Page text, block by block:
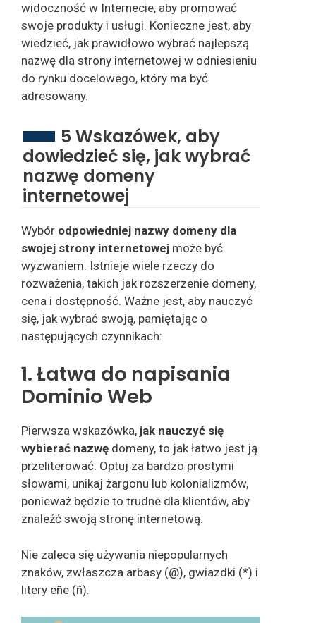
widoczność w Internecie, aby promować
swoje produkty i usługi. Konieczne jest, aby
wiedzieć, jak prawidłowo wybrać najlepszą
nazwę dla strony internetowej w odniesieniu
do rynku docelowego, który ma być
adresowany.
5 Wskazówek, aby
dowiedzieć się, jak wybrać
nazwę domeny
internetowej
Wybór odpowiedniej nazwy domeny dla
swojej strony internetowej może być
wyzwaniem. Istnieje wiele rzeczy do
rozważenia, takich jak rozszerzenie domeny,
cena i dostępność. Ważne jest, aby nauczyć
się, jak wybrać swoją, pamiętając o
następujących czynnikach:
1. Łatwa do napisania
Dominio Web
Pierwsza wskazówka, jak nauczyć się
wybierać nazwę domeny, to jak łatwo jest ją
przeliterować. Optuj za bardzo prostymi
słowami, unikaj żargonu lub kolonializmów,
ponieważ będzie to trudne dla klientów, aby
znaleźć swoją stronę internetową.
Nie zaleca się używania niepopularnych
znaków, zwłaszcza arbasy (@), gwiazdki (*) i
litery eñe (ñ).